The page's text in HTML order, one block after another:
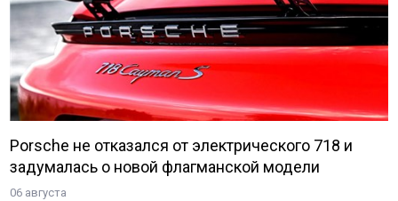
Porsche не отказался от электрического 718 и
задумалась о новой флагманской модели
06 августа